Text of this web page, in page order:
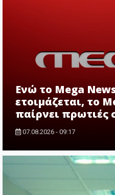
Ενώ το Mega
ετοιμάζεται, το
παίρνει πρωτιές
07.08.2026 - 09:17